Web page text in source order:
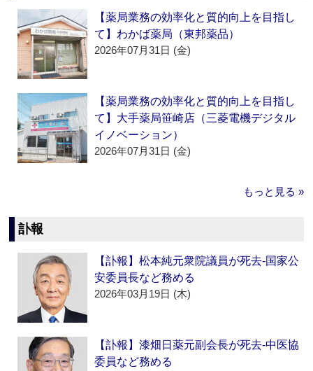
【薬局業務の効率化と質的向上を目指し
て】わかば薬局（東邦薬品）
2026年07月31日 (金)
【薬局業務の効率化と質的向上を目指し
て】大手薬局笹崎店（三菱電機デジタル
イノベーション）
2026年07月31日 (金)
もっと見る »
訃報
【訃報】松本純元衆院議員が死去‐国家公
安委員長など務める
2026年03月19日 (木)
【訃報】漆畑日薬元副会長が死去‐中医協
委員など務める